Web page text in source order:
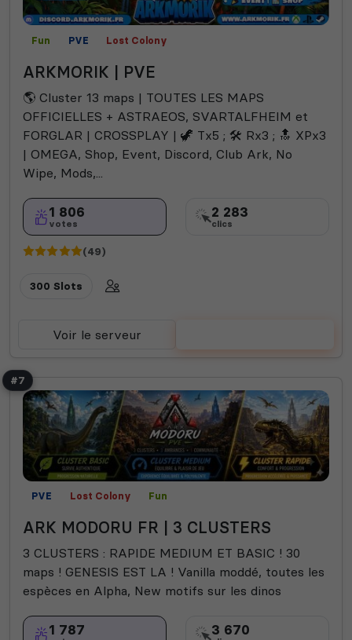
Fun PVE Lost Colony
ARKMORIK | PVE
🌎 Cluster 13 maps | TOUTES LES MAPS
OFFICIELLES + ASTRAEOS, SVARTALFHEIM et
FORGLAR | CROSSPLAY | 🦖 Tx5 ; 🛠️ Rx3 ; 🔝 XPx3
| OMEGA, Shop, Event, Discord, Club Ark, No
Wipe, Mods,...
1 806
votes
2 283
clics
(49)
300 Slots
Voir le serveur
#7
PVE Lost Colony Fun
ARK MODORU FR | 3 CLUSTERS
3 CLUSTERS : RAPIDE MEDIUM ET BASIC ! 30
maps ! GENESIS EST LA ! Vanilla moddé, toutes les
espèces en Alpha, New motifs sur les dinos
1 787 3 670